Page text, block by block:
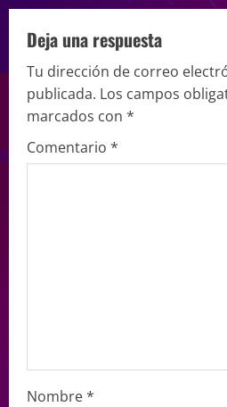
Deja una respuesta
Tu dirección de correo
publicada. Los campos
marcados con *
Comentario *
Nombre*